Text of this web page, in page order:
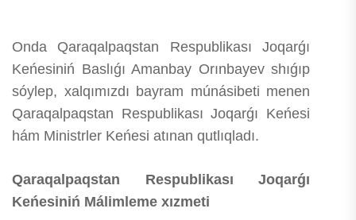
Onda Qaraqalpaqstan Respublikası Joqarǵı
Keńesiniń Baslıǵı Amanbay Orınbayev shıǵıp
sóylep, xalqımızdı bayram múnásibeti menen
Qaraqalpaqstan Respublikası Joqarǵı Keńesi
hám Ministrler Keńesi atınan qutlıqladı.
Qaraqalpaqstan Respublikası Joqarǵı
Keńesiniń Málimleme xızmeti